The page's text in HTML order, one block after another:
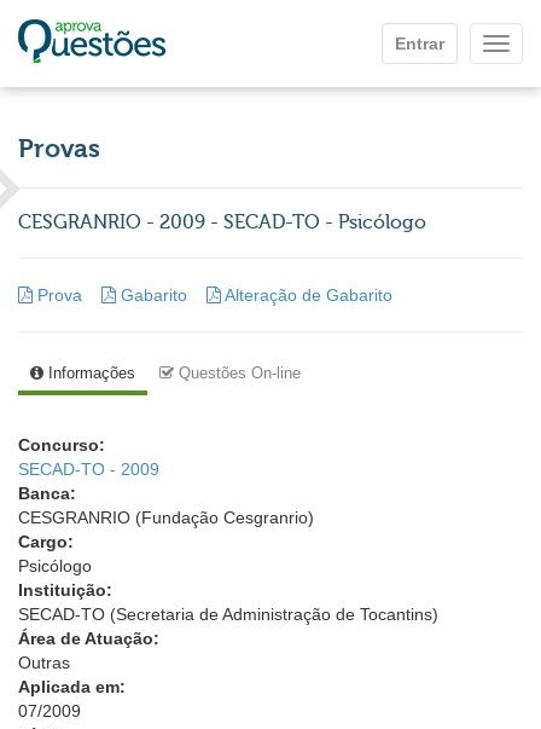
Entrar
Provas
CESGRANRIO - 2009 - SECAD-TO - Psicólogo
Prova Gabarito Alteração de Gabarito
Informações Questões On-line
Concurso:
SECAD-TO - 2009
Banca:
CESGRANRIO (Fundação Cesgranrio)
Cargo:
Psicólogo
Instituição:
SECAD-TO (Secretaria de Administração de Tocantins)
Área de Atuação:
Outras
Aplicada em:
07/2009